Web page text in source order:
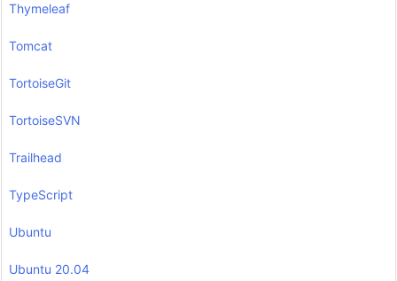
Thymeleaf
Tomcat
TortoiseGit
TortoiseSVN
Trailhead
TypeScript
Ubuntu
Ubuntu 20.04